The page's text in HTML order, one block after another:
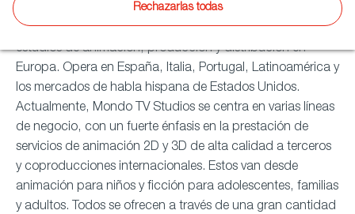
Mondo TV Studios, parte del grupo español de tecnología
de medios Squirrel Media, es uno de los principales
estudios de animación, producción y distribución en
Europa. Opera en España, Italia, Portugal, Latinoamérica y
los mercados de habla hispana de Estados Unidos.
Actualmente, Mondo TV Studios se centra en varias líneas
de negocio, con un fuerte énfasis en la prestación de
servicios de animación 2D y 3D de alta calidad a terceros
y coproducciones internacionales. Estos van desde
animación para niños y ficción para adolescentes, familias
y adultos. Todos se ofrecen a través de una gran cantidad
Rechazarlas todas